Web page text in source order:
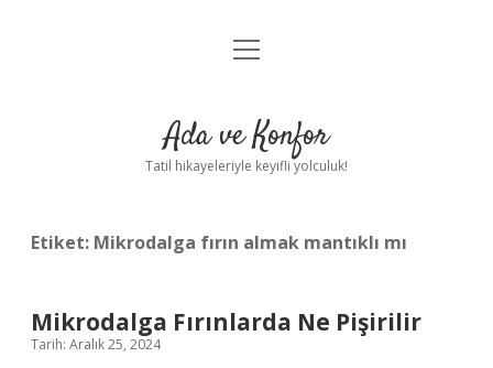
Anasayfa
Yasal Uyarı
menüyü
Ada ve Konfor
Tatil hikayeleriyle keyifli yolculuk!
Etiket: Mikrodalga fırın almak mantıklı mı
Mikrodalga Fırınlarda Ne Pişirilir
Tarih: Aralık 25, 2024